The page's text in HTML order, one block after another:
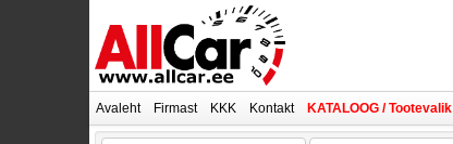
Avaleht Firmast KKK Kontakt KATALOOG / Tootevalik